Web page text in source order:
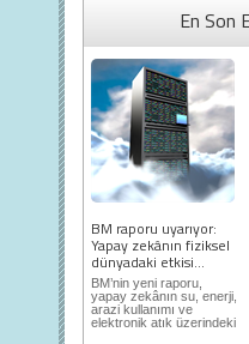
En Son
BM raporu uyarıyor:
Yapay zekânın fiziksel
dünyadaki etkisi...
BM’nin yeni raporu,
yapay zekânın su, enerji,
arazi kullanımı ve
elektronik atık üzerindeki